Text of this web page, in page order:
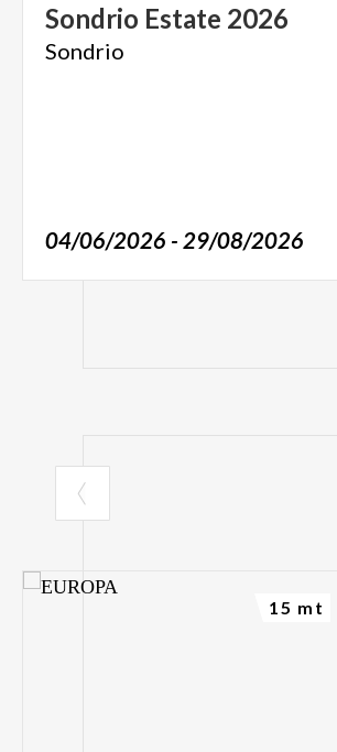
Sondrio Estate 2026
Sondrio
04/06/2026 - 29/08/2026
15 mt